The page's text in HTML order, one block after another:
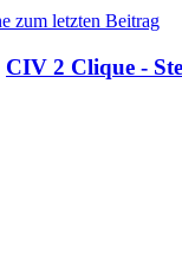
CIV 2 Clique -